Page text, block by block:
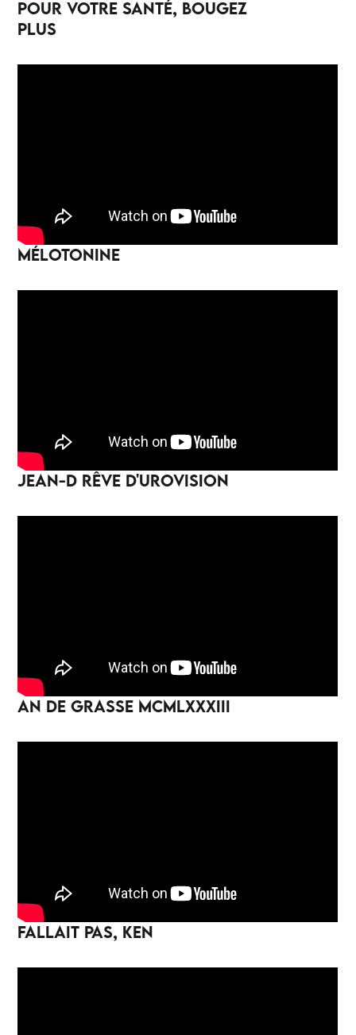
POUR VOTRE SANTÉ, BOUGEZ
PLUS
MÉLOTONINE
JEAN-D RÊVE D'UROVISION
AN DE GRASSE MCMLXXXIII
FALLAIT PAS, KEN